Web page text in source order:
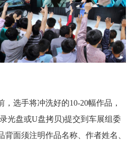
，选手将冲洗好的10-20幅作品，
光盘或U盘拷贝)提交到车展组委
面须注明作品名称、作者姓名、